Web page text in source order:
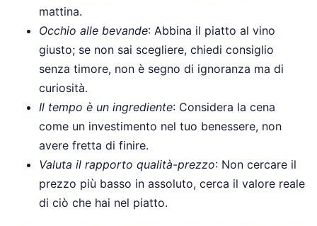
mattina.
Occhio alle bevande: Abbina il piatto al vino
giusto; se non sai scegliere, chiedi consiglio
senza timore, non è segno di ignoranza ma di
curiosità.
Il tempo è un ingrediente: Considera la cena
come un investimento nel tuo benessere, non
avere fretta di finire.
Valuta il rapporto qualità-prezzo: Non cercare il
prezzo più basso in assoluto, cerca il valore reale
di ciò che hai nel piatto.